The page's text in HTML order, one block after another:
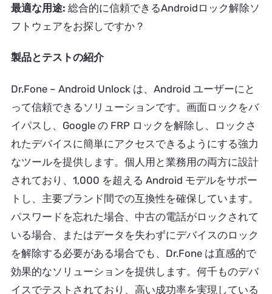
最適な用途: 総合的に信頼できるAndroidロック解除ソ
フトウェアをお探しですか？
製品とテストの紹介
Dr.Fone – Android Unlock は、Android ユーザーにと
って信頼できるソリューションです。画面ロックをバ
イパスし、Google の FRP ロックを解除し、ロックさ
れたデバイスに簡単にアクセスできるようにする強力
なツールを提供します。個人用と業務用の両方に設計
されており、1,000 を超える Android モデルをサポー
トし、主要ブランド間での互換性を確保しています。
パスワードを忘れた場合、中古の電話がロックされて
いる場合、またはデータを失わずにデバイスのロック
を解除する必要がある場合でも、Dr.Fone は直感的で
効果的なソリューションを提供します。何千ものデバ
イスでテストされており、高い成功率を実現している